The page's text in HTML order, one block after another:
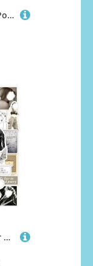
idee+spiel 734-02024 VIVA SPoRT Surfing Skateboard
Yoimckay 100 Pcs Popsänger Aufkleber, wasserdichte Vinyl Stickers, für Autoscooter, Computer, Gitarre, Gepäck, Skateboard, für Fan, Mädchen Scrapbook Stickers